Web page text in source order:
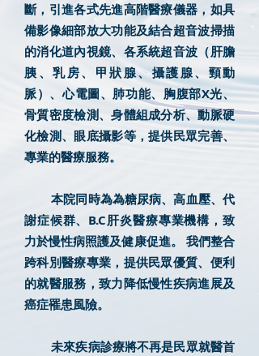
斷，引進各式先進高階醫療儀器，如具
備影像細部放大功能及結合超音波掃描
的消化道內視鏡、各系統超音波（肝膽
胰、乳房、甲狀腺、攝護腺、頸動
脈）、心電圖、肺功能、胸腹部X光、
骨質密度檢測、身體組成分析、動脈硬
化檢測、眼底攝影等，提供民眾完善、
專業的醫療服務。
本院同時為為糖尿病、高血壓、代
謝症候群、B.C肝炎醫療專業機構，致
力於慢性病照護及健康促進。 我們整合
跨科別醫療專業，提供民眾優質、便利
的就醫服務，致力降低慢性疾病進展及
癌症罹患風險。
未來疾病診療將不再是民眾就醫首